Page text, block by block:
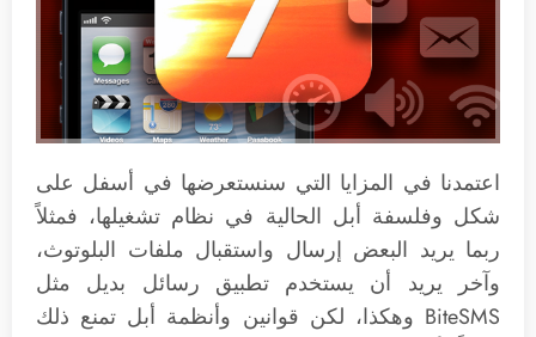
اعتمدنا في المزايا التي سنستعرضها في أسفل على
شكل وفلسفة أبل الحالية في نظام تشغيلها، فمثلاً
ربما يريد البعض إرسال واستقبال ملفات البلوتوث،
وآخر يريد أن يستخدم تطبيق رسائل بديل مثل
BiteSMS وهكذا، لكن قوانين وأنظمة أبل تمنع ذلك